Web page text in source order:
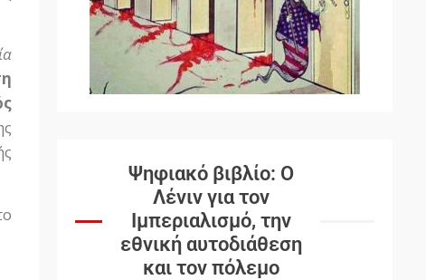
Ψηφιακό βιβλίο: Ο
Λένιν για τον
Ιμπεριαλισμό, την
εθνική αυτοδιάθεση
και τον πόλεμο